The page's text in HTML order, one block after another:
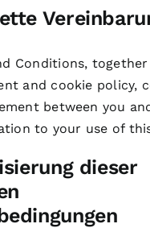
Conditions,
and cookie policy,
between you
to your use of
dieser